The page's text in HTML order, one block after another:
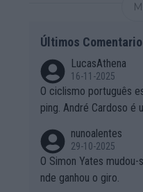
Últimos
LucasAthena
16-11-2025
O ciclismo português
ping. André Cardoso é
de um dopado?
nunoalentes
29-10-2025
O Simon Yates
nde ganhou o giro.